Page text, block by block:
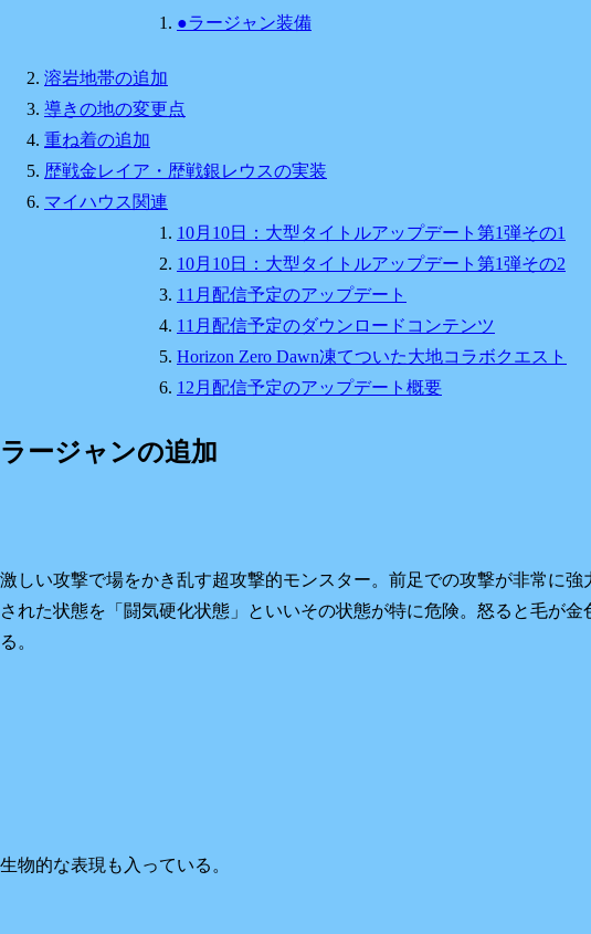
●ラージャン装備
溶岩地帯の追加
導きの地の変更点
重ね着の追加
歴戦金レイア・歴戦銀レウスの実装
マイハウス関連
10月10日：大型タイトルアップデート第1弾その1
10月10日：大型タイトルアップデート第1弾その2
11月配信予定のアップデート
11月配信予定のダウンロードコンテンツ
Horizon Zero Dawn凍てついた大地コラボクエスト
12月配信予定のアップデート概要
ラージャンの追加
激しい攻撃で場をかき乱す超攻撃的モンスター。前足での攻撃が非常に
された状態を「闘気硬化状態」といいその状態が特に危険。怒ると毛が
る。
生物的な表現も入っている。